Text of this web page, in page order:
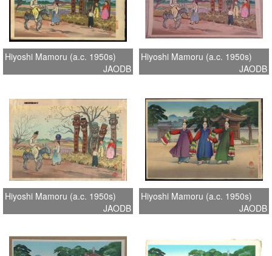
Hiyoshi Mamoru (a.c. 1950s)
JAODB
Hiyoshi Mamoru (a.c. 1950s)
JAODB
Hiyoshi Mamoru (a.c. 1950s)
JAODB
Hiyoshi Mamoru (a.c. 1950s)
JAODB